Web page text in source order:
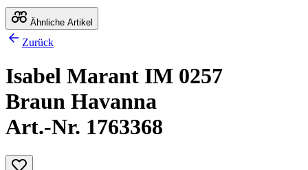
Ähnliche Artikel
Zurück
Isabel Marant IM 0257
Braun Havanna
Art.-Nr. 1763368